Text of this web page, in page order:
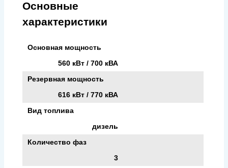
Основные
характеристики
Основная мощность
560 кВт / 700 кВА
Резервная мощность
616 кВт / 770 кВА
Вид топлива
дизель
Количество фаз
3